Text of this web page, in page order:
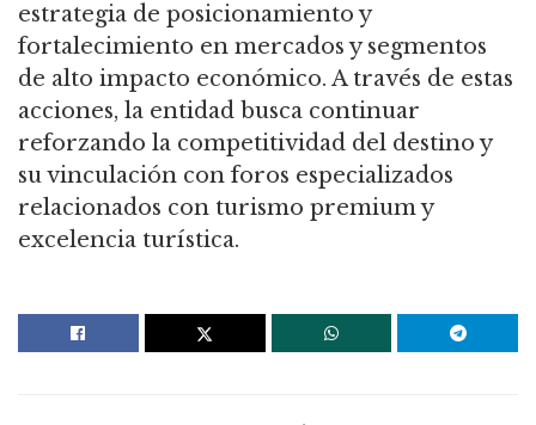
estrategia de posicionamiento y
fortalecimiento en mercados y segmentos
de alto impacto económico. A través de estas
acciones, la entidad busca continuar
reforzando la competitividad del destino y
su vinculación con foros especializados
relacionados con turismo premium y
excelencia turística.